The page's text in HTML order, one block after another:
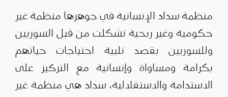
منظمة سداد الإنسانية في جوهرها منظمة غير
حكومية وغير ربحية تشكلت من قبل السوريين
وللسوريين بقصد تلبية احتياجات حياتهم
بكرامة ومساواة وإنسانية مع التركيز على
الاستدامة والاستقلالية، سداد هي منظمة غير